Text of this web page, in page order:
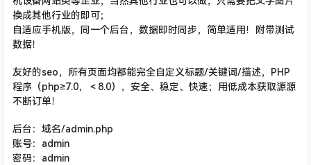
换成其他行业的即可；
自适应手机版，同一个后台，数据即时同步，简单适用！附带测试
数据！
友好的seo，所有页面均都能完全自定义标题/关键词/描述，PHP
程序（php≥7.0，＜8.0），安全、稳定、快速；用低成本获取源源
不断订单！
后台：域名/admin.php
账号：admin
密码：admin